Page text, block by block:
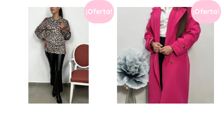
¡Oferta! ¡Oferta!